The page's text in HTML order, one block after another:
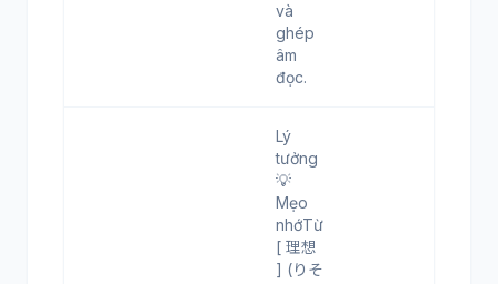
và
ghép
âm
đọc.
Lý
tưởng
💡
Mẹo
nhớTừ
[ 理想
] (りそ